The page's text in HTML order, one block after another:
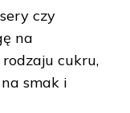
czy
na
cukru,
smak i